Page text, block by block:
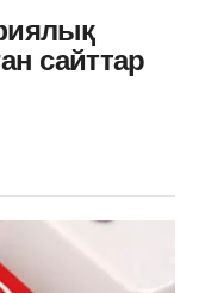
сайттар